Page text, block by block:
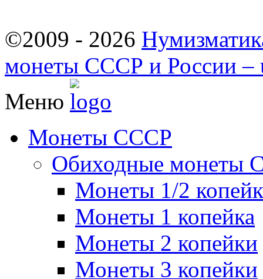
©2009 - 2026
монеты СССР и России –
Меню
Монеты СССР
Обиходные монеты
Монеты 1/2
Монеты 1 копейка
Монеты 2 копейки
Монеты 3 копейки